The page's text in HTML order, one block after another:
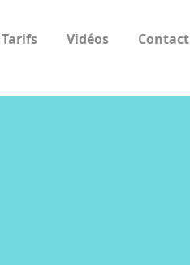
Tarifs Vidéos Contact